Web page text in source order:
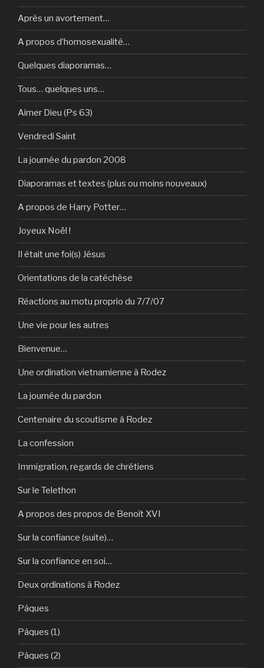
Après un avortement…
A propos d’homosexualité…
Quelques diaporamas…
Tous… quelques uns…
Aimer Dieu (Ps 63)
Vendredi Saint
La journée du pardon 2008
Diaporamas et textes (plus ou moins nouveaux)
A propos de Harry Potter…
Joyeux Noël !
Il était une foi(s) Jésus
Orientations de la catéchèse
Réactions au motu proprio du 7/7/07
Une vie pour les autres
Bienvenue…
Une ordination vietnamienne à Rodez
La journée du pardon
Centenaire du scoutisme à Rodez
La confession
Immigration, regards de chrétiens
Sur le Telethon
A propos des propos de Benoît XVI
Sur la confiance (suite)…
Sur la confiance en soi…
Deux ordinations à Rodez
Pâques
Pâques (1)
Pâques (2)